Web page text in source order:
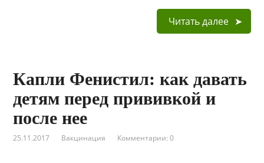
Читать далее
Капли Фенистил: как давать
детям перед прививкой и
после нее
25.11.2017 Вакцинация Комментарии: 0